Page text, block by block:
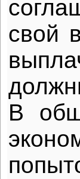
свой
В